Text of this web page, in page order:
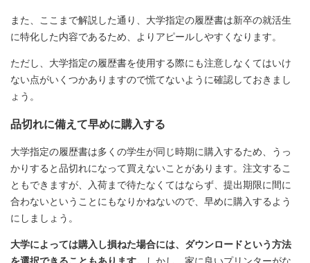
また、ここまで解説した通り、大学指定の履歴書は新卒の就活生
に特化した内容であるため、よりアピールしやすくなります。
ただし、大学指定の履歴書を使用する際にも注意しなくてはいけ
ない点がいくつかありますので慌てないように確認しておきまし
ょう。
品切れに備えて早めに購入する
大学指定の履歴書は多くの学生が同じ時期に購入するため、うっ
かりすると品切れになって買えないことがあります。注文するこ
ともできますが、入荷まで待たなくてはならず、提出期限に間に
合わないということにもなりかねないので、早めに購入するよう
にしましょう。
大学によっては購入し損ねた場合には、ダウンロードという方法